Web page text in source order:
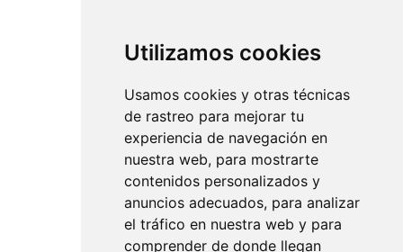
Utilizamos cookies
Usamos cookies y otras técnicas
de rastreo para mejorar tu
experiencia de navegación en
nuestra web, para mostrarte
contenidos personalizados y
anuncios adecuados, para analizar
el tráfico en nuestra web y para
comprender de donde llegan